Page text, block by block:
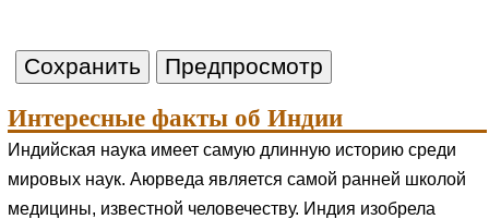
Интересные факты об Индии
Индийская наука имеет самую длинную историю среди
мировых наук. Аюрведа является самой ранней школой
медицины, известной человечеству. Индия изобрела